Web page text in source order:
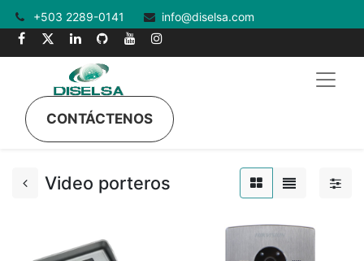
+503 2289-0141 info@diselsa.com
CONTÁCTENOS
Video porteros